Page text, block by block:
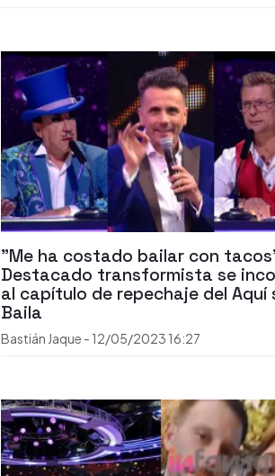
"Me ha costado bailar con
Destacado transformista se
al capítulo de repechaje del Aquí
Baila
Bastián Jaque - 12/05/2023 16:27